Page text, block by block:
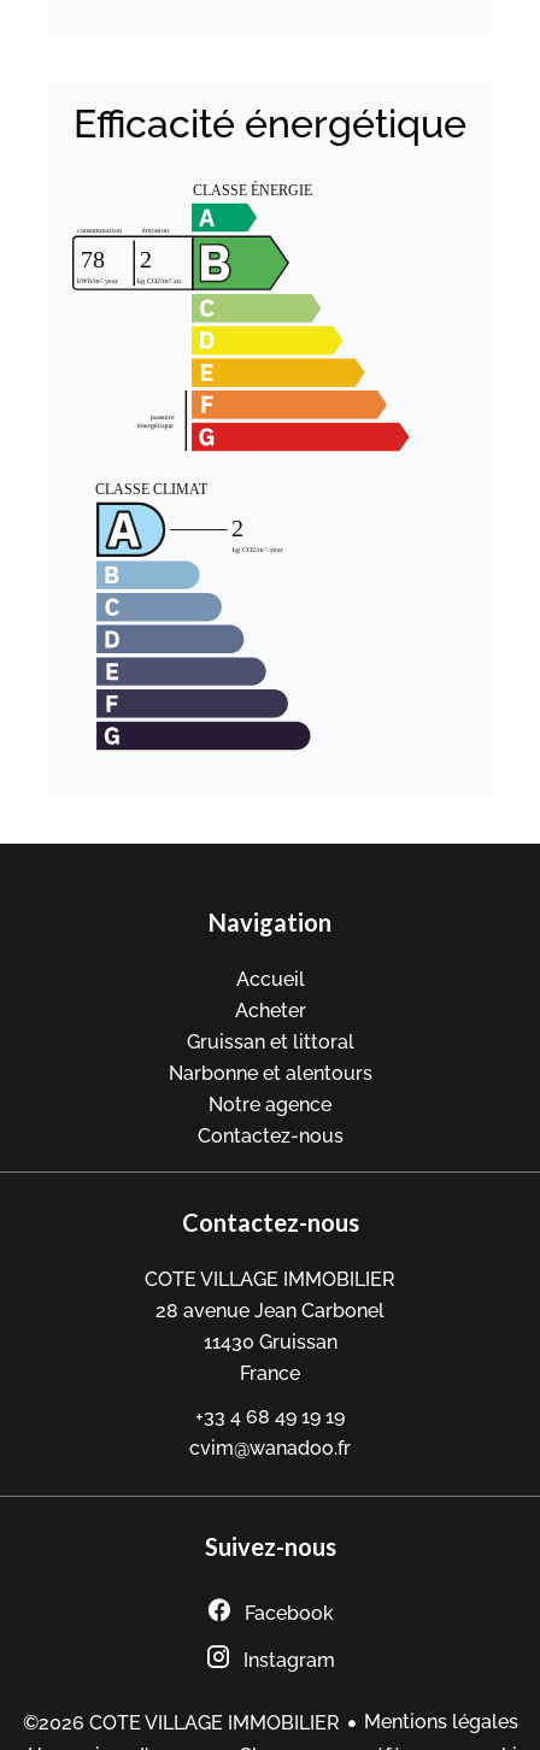
Efficacité énergétique
Navigation
Accueil
Acheter
Gruissan et littoral
Narbonne et alentours
Notre agence
Contactez-nous
Contactez-nous
COTE VILLAGE IMMOBILIER
28 avenue Jean Carbonel
11430 Gruissan
France
+33 4 68 49 19 19
cvim@wanadoo.fr
Suivez-nous
Facebook
Instagram
©2026 COTE VILLAGE IMMOBILIER
Mentions légales